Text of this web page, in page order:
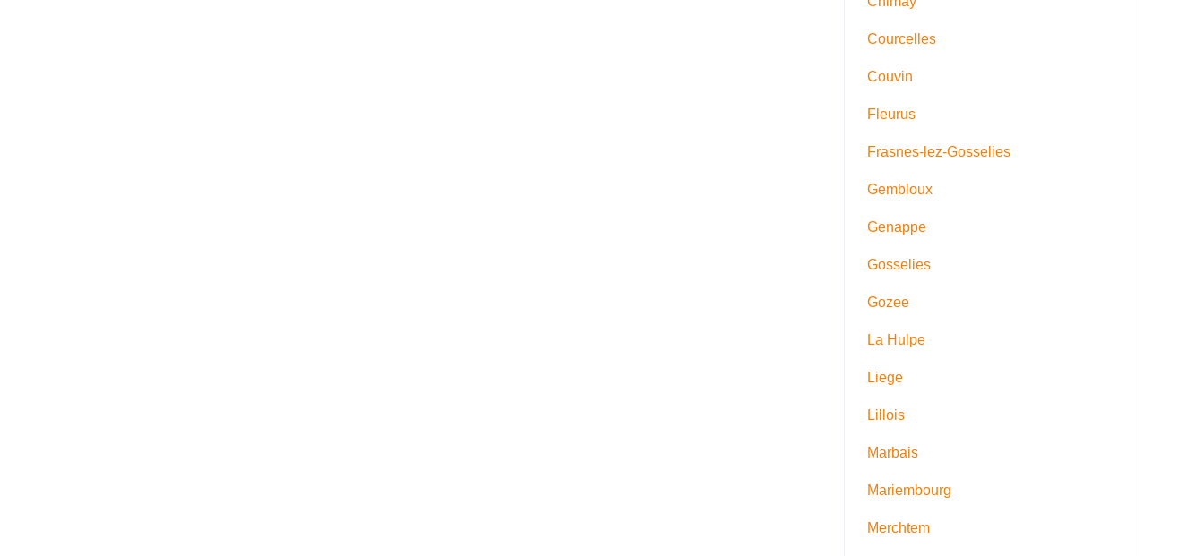
Courcelles
Couvin
Fleurus
Frasnes-lez-Gosselies
Gembloux
Genappe
Gosselies
Gozee
La Hulpe
Liege
Lillois
Marbais
Mariembourg
Merchtem